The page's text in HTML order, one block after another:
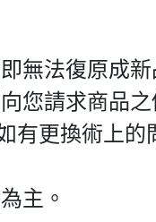
無法復原成
您請求商品
有更換術上
主。